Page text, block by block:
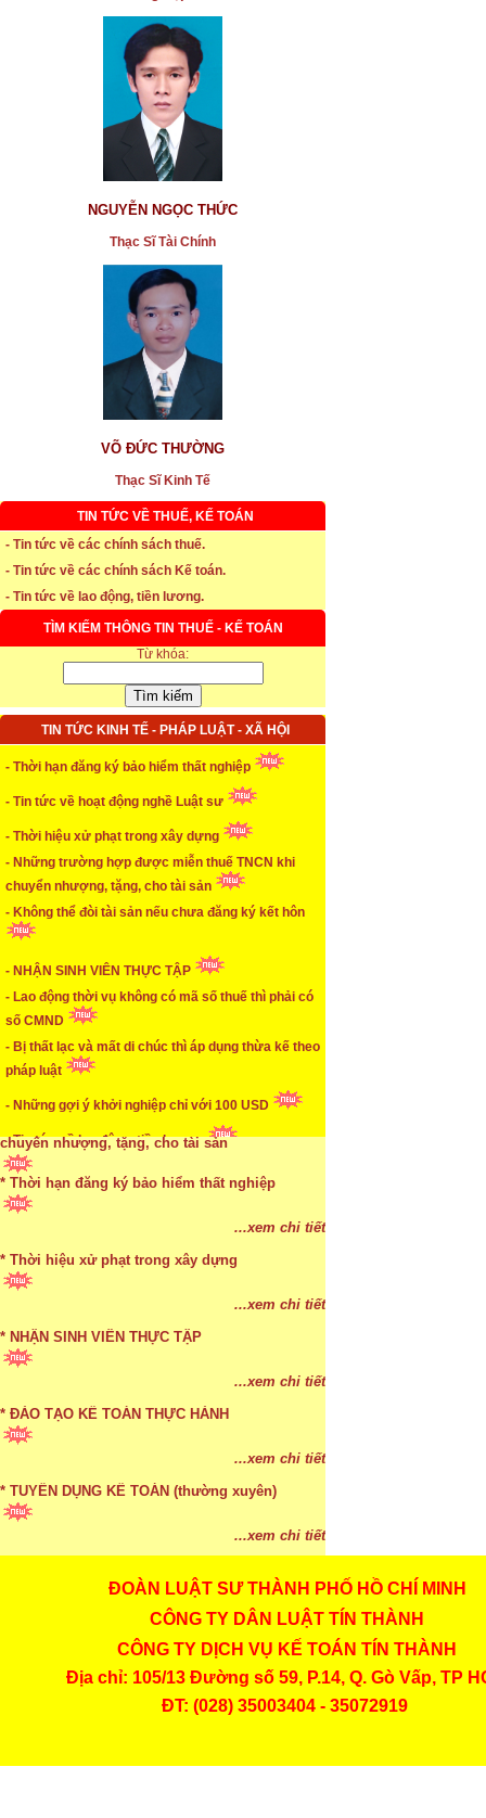
NGUYỄN NGỌC THỨC
Thạc Sĩ Tài Chính
VÕ ĐỨC THƯỜNG
Thạc Sĩ Kinh Tế
TIN TỨC VỀ THUẾ, KẾ TOÁN
- Tin tức về các chính sách thuế.
- Tin tức về các chính sách Kế toán.
- Tin tức về lao động, tiền lương.
TÌM KIẾM THÔNG TIN THUẾ - KẾ TOÁN
Từ khóa:
TIN TỨC KINH TẾ - PHÁP LUẬT - XÃ HỘI
- Thời hạn đăng ký bảo hiểm thất nghiệp
- Tin tức về hoạt động nghề Luật sư
- Thời hiệu xử phạt trong xây dựng
- Những trường hợp được miễn thuế TNCN khi
chuyển nhượng, tặng, cho tài sản
- Không thể đòi tài sản nếu chưa đăng ký kết hôn
- NHẬN SINH VIÊN THỰC TẬP
- Lao động thời vụ không có mã số thuế thì phải có
số CMND
- Bị thất lạc và mất di chúc thì áp dụng thừa kế theo
pháp luật
- Những gợi ý khởi nghiệp chỉ với 100 USD
- Tin tức về lao động, tiền lương.
* Thời hạn đăng ký bảo hiểm thất nghiệp
* Thời hiệu xử phạt trong xây dựng
* NHẬN SINH VIÊN THỰC TẬP
...xem chi tiết
* ĐÀO TẠO KẾ TOÁN THỰC HÀNH
...xem chi tiết
* TUYỂN DỤNG KẾ TOÁN (thường xuyên)
...xem chi tiết
* Cách chọn màu phù hợp theo phong thuỷ
* Mức phạt khi chậm nộp báo cáo thuế
...xem chi tiết
* Lập di chúc bằng miệng có cần đi công chứng
* Những trường hợp được miễn thuế TNCN khi
chuyển nhượng, tặng, cho tài sản
theo pháp luật
...xem chi tiết
* Thời hạn đăng ký bảo hiểm thất nghiệp
* Thời hiệu xử phạt trong xây dựng
* NHẬN SINH VIÊN THỰC TẬP
* ĐÀO TẠO KẾ TOÁN THỰC HÀNH
...xem chi tiết
* TUYỂN DỤNG KẾ TOÁN (thường xuyên)
...xem chi tiết
* Cách chọn màu phù hợp theo phong thuỷ
...xem chi tiết
* Mức phạt khi chậm nộp báo cáo thuế
...xem chi tiết
ĐOÀN LUẬT SƯ THÀNH PHỐ HỒ CHÍ MINH
CÔNG TY DÂN LUẬT TÍN THÀNH
CÔNG TY DỊCH VỤ KẾ TOÁN TÍN THÀNH
Địa chỉ: 105/13 Đường số 59, P.14, Q. Gò Vấp, TP
ĐT: (028) 35003404 - 35072919